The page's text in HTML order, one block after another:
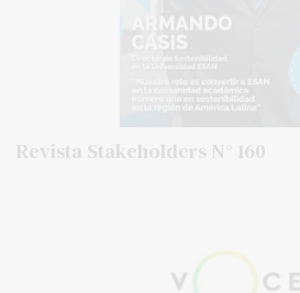
Revista Stakeholders N° 160